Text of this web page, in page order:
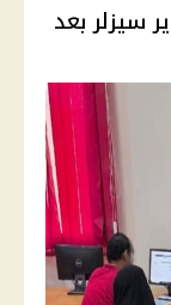
سيزلر بعد